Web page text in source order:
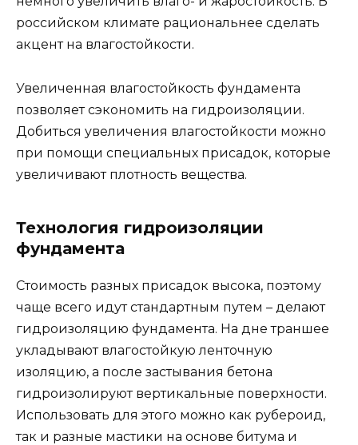
российском климате рациональнее сделать
акцент на влагостойкости.
Увеличенная влагостойкость фундамента
позволяет сэкономить на гидроизоляции.
Добиться увеличения влагостойкости можно
при помощи специальных присадок, которые
увеличивают плотность вещества.
Технология гидроизоляции
фундамента
Стоимость разных присадок высока, поэтому
чаще всего идут стандартным путем – делают
гидроизоляцию фундамента. На дне траншее
укладывают влагостойкую ленточную
изоляцию, а после застывания бетона
гидроизолируют вертикальные поверхности.
Использовать для этого можно как рубероид,
так и разные мастики на основе битума и